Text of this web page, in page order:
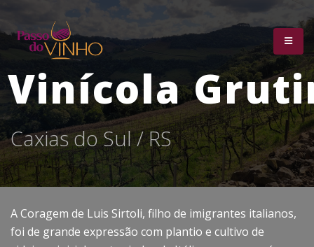
Vinícola
Caxias doSul/ RS
A Coragem de Luis Sirtoli, filho de imigrantes italianos,
foi de grande expressão com plantio e cultivo de